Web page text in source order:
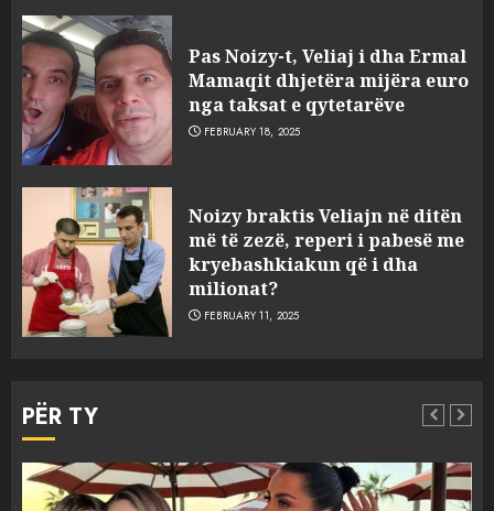
Pas Noizy-t, Veliaj i dha Ermal
Mamaqit dhjetëra mijëra euro
nga taksat e qytetarëve
FEBRUARY 18, 2025
Noizy braktis Veliajn në ditën
më të zezë, reperi i pabesë me
kryebashkiakun që i dha
milionat?
FEBRUARY 11, 2025
PËR TY
3
sulmuan “One Albania”,
ngjarja u fsheh. A u vodhën
serverat?
MARCH 25, 2025
4 MARCH 25, 2025